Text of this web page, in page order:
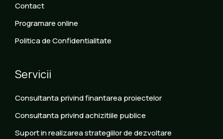
Contact
Programare online
Politica de Confidentialitate
Servicii
Consultanta privind finantarea proiectelor
Consultanta privind achizitiile publice
Suport in realizarea strategiilor de dezvoltare